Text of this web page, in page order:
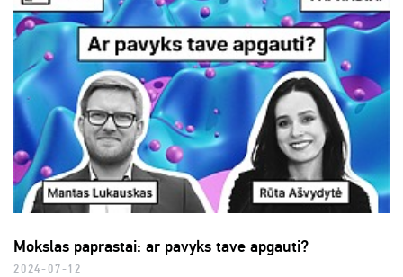
Mokslas paprastai: ar pavyks tave apgauti?
2024-07-12